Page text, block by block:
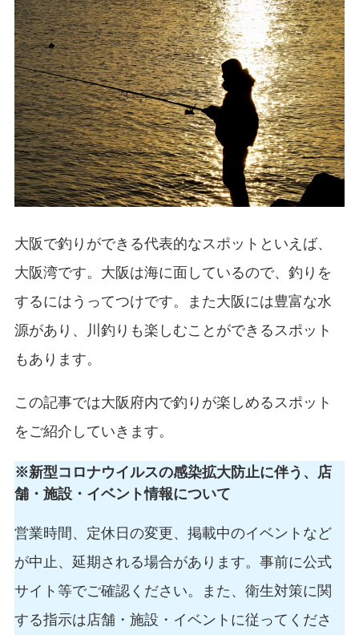
大阪で釣りができる代表的なスポットといえば、
大阪湾です。大阪は海に面しているので、釣りを
するにはうってつけです。また大阪には豊富な水
源があり、川釣りも楽しむことができるスポット
もあります。
この記事では大阪府内で釣りが楽しめるスポット
をご紹介していきます。
※新型コロナウイルスの感染拡大防止に伴う、店
舗・施設・イベント情報について
営業時間、定休日の変更、掲載中のイベントなど
が中止、延期される場合があります。事前に公式
サイト等でご確認ください。また、衛生対策に関
する指示は店舗・施設・イベントに従ってくださ